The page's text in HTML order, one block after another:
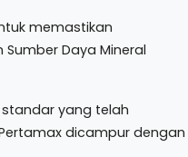
memastikan
Daya Mineral
standar yang telah
dicampur dengan